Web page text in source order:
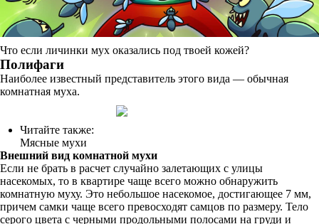
Что если личинки мух оказались под твоей кожей?
Полифаги
Наиболее известный представитель этого вида — обычная
комнатная муха.
Читайте также:
Мясные мухи
Внешний вид комнатной мухи
Если не брать в расчет случайно залетающих с улицы
насекомых, то в квартире чаще всего можно обнаружить
комнатную муху. Это небольшое насекомое, достигающее 7 мм,
причем самки чаще всего превосходят самцов по размеру. Тело
серого цвета с черными продольными полосами на груди и